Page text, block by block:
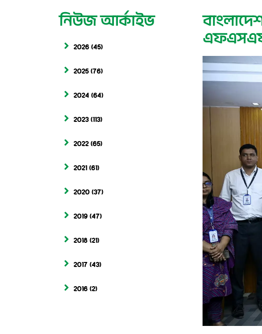
নিউজ আর্কাইভ
2026 (45)
2025 (76)
2024 (64)
2023 (113)
2022 (65)
2021 (61)
2020 (37)
2019 (47)
2018 (21)
2017 (43)
2016 (2)